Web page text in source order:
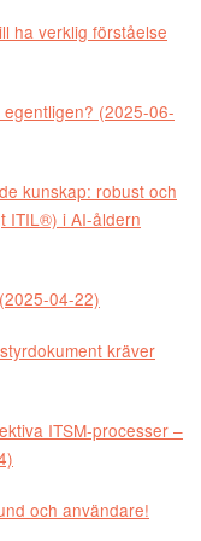
ha verklig förståelse
(2025-06-
kunskap: robust och
ITIL®) i AI-åldern
04-22)
kräver
ITSM-processer –
och användare!